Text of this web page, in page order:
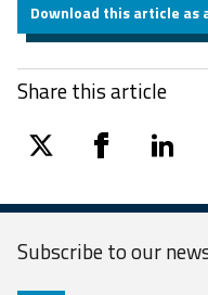
Download this article as
Share this article
twitter facebooklinkedin
Subscribe to our